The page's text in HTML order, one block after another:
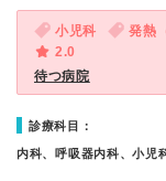
小児科
発熱
2.0
待つ病院
診療科目：
内科、呼吸器内科、小児